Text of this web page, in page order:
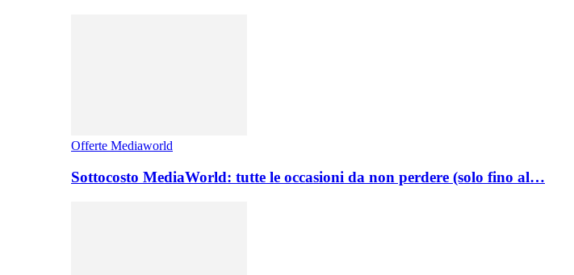
Offerte Mediaworld
Sottocosto MediaWorld: tutte le occasioni da non perdere (solo fino al…